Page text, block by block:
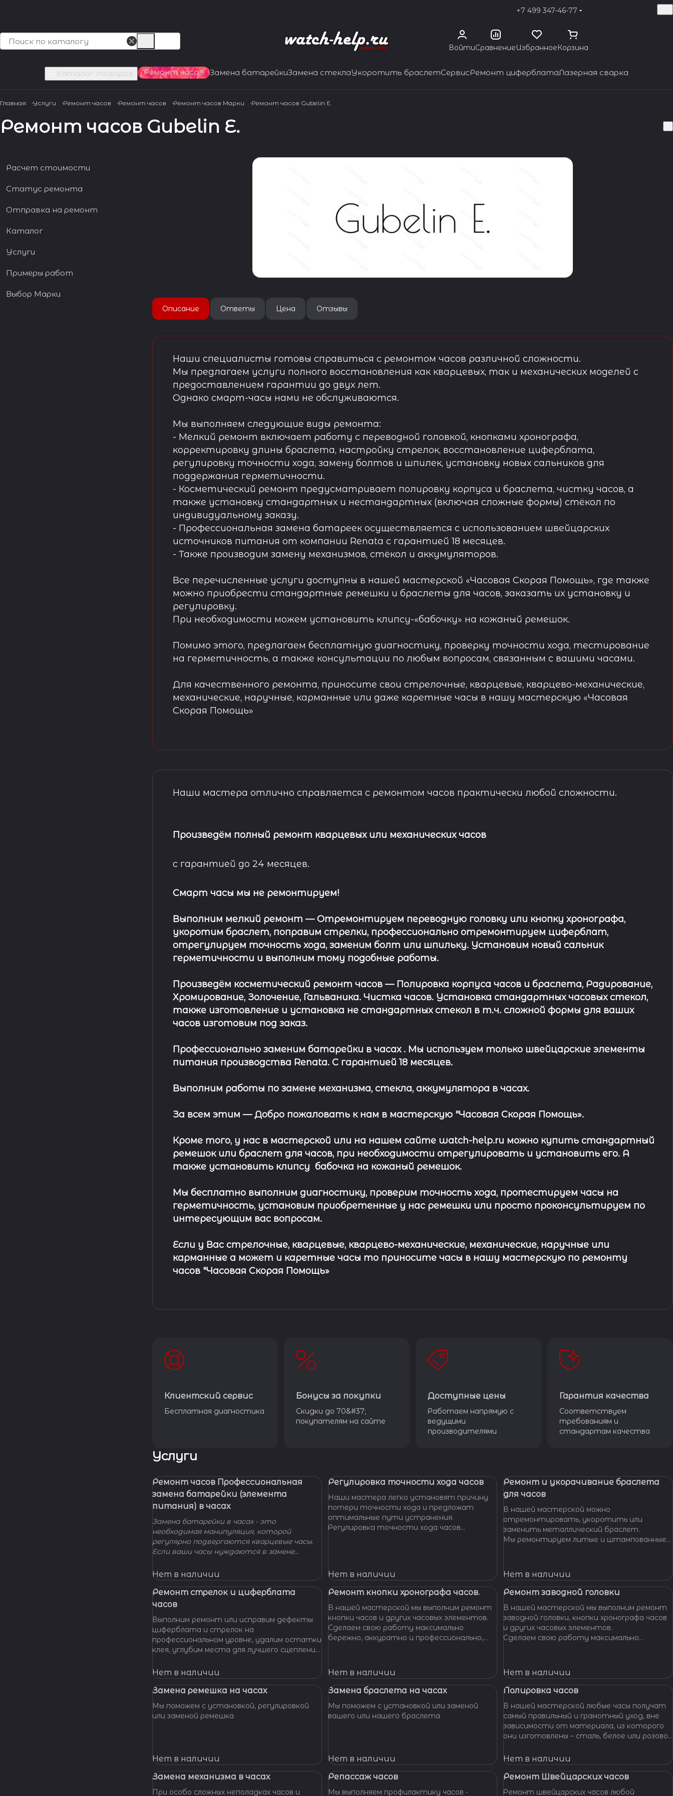
+7 499 347-46-77
ВойтиСравнениеИзбранноеКорзина
Каталог товаров Ремонт часов Замена батарейкиЗамена стеклаУкоротить браслетСервисРемонт циферблатаЛазерная сварка
Главная Услуги Ремонт часов Ремонт часов Ремонт часов Марки Ремонт часов Gubelin E.
Ремонт часов Gubelin E.
Описание Ответы Цена Отзывы
Наши специалисты готовы справиться с ремонтом часов различной сложности.
Мы предлагаем услуги полного восстановления как кварцевых, так и механических моделей с
предоставлением гарантии до двух лет.
Однако смарт-часы нами не обслуживаются.
Мы выполняем следующие виды ремонта:
- Мелкий ремонт включает работу с переводной головкой, кнопками хронографа,
корректировку длины браслета, настройку стрелок, восстановление циферблата,
регулировку точности хода, замену болтов и шпилек, установку новых сальников для
поддержания герметичности.
- Косметический ремонт предусматривает полировку корпуса и браслета, чистку часов, а
также установку стандартных и нестандартных (включая сложные формы) стёкол по
индивидуальному заказу.
- Профессиональная замена батареек осуществляется с использованием швейцарских
источников питания от компании Renata с гарантией 18 месяцев.
- Также производим замену механизмов, стёкол и аккумуляторов.
Все перечисленные услуги доступны в нашей мастерской «Часовая Скорая Помощь», где также
можно приобрести стандартные ремешки и браслеты для часов, заказать их установку и
регулировку.
При необходимости можем установить клипсу-«бабочку» на кожаный ремешок.
Помимо этого, предлагаем бесплатную диагностику, проверку точности хода, тестирование
на герметичность, а также консультации по любым вопросам, связанным с вашими часами.
Для качественного ремонта, приносите свои стрелочные, кварцевые, кварцево-механические,
механические, наручные, карманные или даже каретные часы в нашу мастерскую «Часовая
Скорая Помощь»
Наши мастера отлично справляется с ремонтом часов практически любой сложности.
Произведём полный ремонт кварцевых или механических часов
с гарантией до 24 месяцев.
Смарт часы мы не ремонтируем!
Выполним мелкий ремонт — Отремонтируем переводную головку или кнопку хронографа,
укоротим браслет, поправим стрелки, профессионально отремонтируем циферблат,
отрегулируем точность хода, заменим болт или шпильку. Установим новый сальник
герметичности и выполним тому подобные работы.
Произведём косметический ремонт часов— Полировка корпуса часов и браслета, Радирование,
Хромирование, Золочение, Гальваника. Чистка часов. Установка стандартных часовых стекол,
также изготовление и установка не стандартных стекол в т.ч. сложной формы для ваших
часов изготовим под заказ.
Профессионально заменим батарейки в часах . Мы используем только швейцарские элементы
питания производства Renata. С гарантией 18 месяцев.
Выполним работы по замене механизма, стекла, аккумулятора в часах.
За всем этим —Добро пожаловать к нам в мастерскую "Часовая Скорая Помощь».
Кроме того, у нас в мастерской или на нашем сайте watch-help.ru можно купить стандартный
ремешокилибраслет для часов, при необходимости отрегулировать и установить его. А
также установить клипсу бабочка на кожаный ремешок.
Мы бесплатно выполним диагностику, проверим точность хода, протестируем часы на
герметичность, установим приобретенные у нас ремешки или просто проконсультируем по
интересующим вас вопросам.
Если у Вас стрелочные, кварцевые, кварцево-механические, механические, наручные или
карманные а может и каретные часы то приносите часы в нашу мастерскую по ремонту
часов "Часовая Скорая Помощь»
Клиентский сервис
Бесплатная диагностика
Бонусы за покупки
Скидки до 70&#37;
покупателям на сайте
Доступные цены
Работаем напрямую с
ведущими
производителями
Гарантия качества
Соответствуем
требованиям и
стандартам качества
Услуги
Ремонт часов Профессиональная
замена батарейки (элемента
питания) в часах
Замена батарейки в часах - это
необходимая манипуляция, которой
регулярно подвергаются кварцевые часы.
Если ваши часы нуждаются в замене
нашу мастерскую! Наши мастера с
удовольствием помогут вам решить
вашу проблему и произведут замену
батарейки профессионально, быстро,
Нет в наличии
Регулировка точности хода часов
Наши мастера легко установят причину
потери точности хода и предложат
оптимальные пути устранения.
Регулировка точности хода часов
Нет в наличии
Ремонт и укорачивание браслета
для часов
В нашей мастерской можно
отремонтировать, укоротить или
заменить металлический браслет.
Мы ремонтируем литые и штампованные
освежаем их внешний вид,
Нет в наличии
Ремонт стрелок и циферблата
часов
Выполним ремонт или исправим дефекты
циферблата и стрелок на
профессиональном уровне, удалим остатки
клея, углубим места для лучшего сцепления
стрелки, метки, камни. Восстановим
крепления циферблата к механизму.
Нет в наличии
Ремонт кнопки хронографа часов.
В нашей мастерской мы выполним ремонт
кнопки часов и других часовых элементов.
Сделаем свою работу максимально
бережно, аккуратно и профессионально,
Нет в наличии
Ремонт заводной головки
В нашей мастерской мы выполним ремонт
заводной головки, кнопки хронографа часов
и других часовых элементов.
Сделаем свою работу максимально
Нет в наличии
Замена ремешка на часах
Мы поможем с установкой, регулировкой
или заменой ремешка
Нет в наличии
Замена браслета на часах
Мы поможем с установкой или заменой
вашего или нашего браслета
Нет в наличии
Полировка часов
В нашей мастерской любые часы получат
самый правильный и грамотный уход, вне
зависимости от материала, из которого
они изготовлены – сталь, белое или розовое
специалисты отполируют практически
любой материал.
Нет в наличии
Замена механизма в часах
При особо сложных неполадках часов и
Репассаж часов
Мы выполняем профилактику часов -
Ремонт Швейцарских часов
Ремонт швейцарских часов любой
Расчет стоимости
Статус ремонта
Отправка на ремонт
Каталог
Услуги
Примеры работ
Выбор Марки